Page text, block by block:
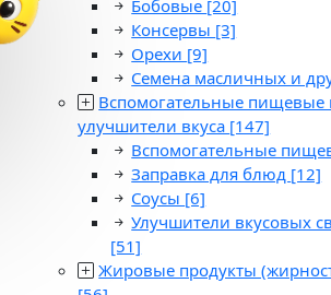
Бобовые [20]
Консервы [3]
Орехи [9]
Семена масличных и
Вспомогательные пищевые
улучшители вкуса [147]
Вспомогательные
Заправка для блюд [12]
Соусы [6]
Улучшители вкусовых
[51]
Жировые продукты